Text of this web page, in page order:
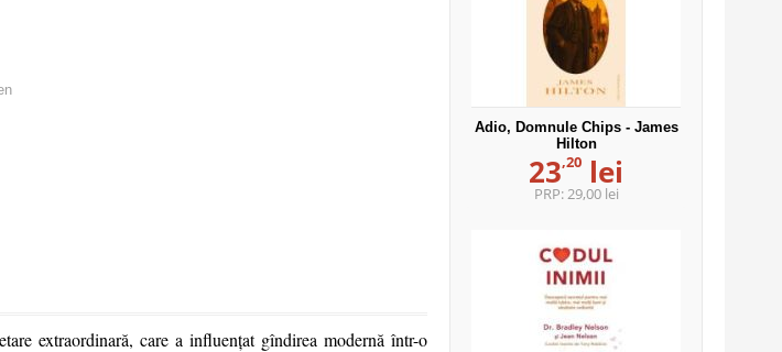
extraordinară, care a influenţat gîndirea modernă într-o
Adio, Domnule Chips - James
Hilton
23,20 lei
PRP:29,00 lei